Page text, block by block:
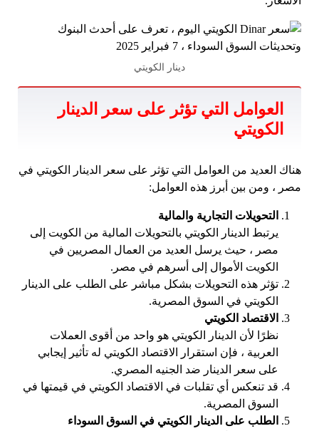
دينار الكويتي
العوامل التي تؤثر على سعر الدينار
الكويتي
هناك العديد من العوامل التي تؤثر على سعر الدينار الكويتي في
مصر ، ومن بين أبرز هذه العوامل:
التحويلات التجارية والمالية
يرتبط الدينار الكويتي بالتحويلات المالية من الكويت إلى
مصر ، حيث يرسل العديد من العمال المصريين في
الكويت الأموال إلى أسرهم في مصر.
تؤثر هذه التحويلات بشكل مباشر على الطلب على الدينار
الكويتي في السوق المصرية.
الاقتصاد الكويتي
نظرًا لأن الدينار الكويتي هو واحد من أقوى العملات
العربية ، فإن استقرار الاقتصاد الكويتي له تأثير إيجابي
على سعر الدينار ضد الجنيه المصري.
قد تنعكس أي تقلبات في الاقتصاد الكويتي في قيمتها في
السوق المصرية.
الطلب على الدينار الكويتي في السوق السوداء